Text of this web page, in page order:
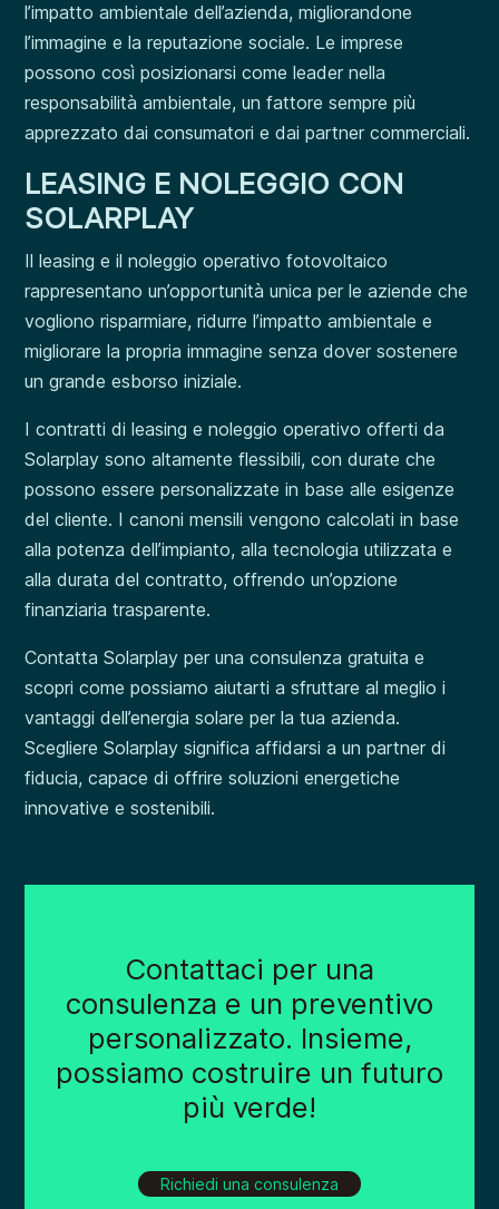
l’impatto ambientale dell’azienda, migliorandone
l’immagine e la reputazione sociale. Le imprese
possono così posizionarsi come leader nella
responsabilità ambientale, un fattore sempre più
apprezzato dai consumatori e dai partner commerciali.
LEASING E NOLEGGIO CON
SOLARPLAY
Il leasing e il noleggio operativo fotovoltaico
rappresentano un’opportunità unica per le aziende che
vogliono risparmiare, ridurre l’impatto ambientale e
migliorare la propria immagine senza dover sostenere
un grande esborso iniziale.
I contratti di leasing e noleggio operativo offerti da
Solarplay sono altamente flessibili, con durate che
possono essere personalizzate in base alle esigenze
del cliente. I canoni mensili vengono calcolati in base
alla potenza dell’impianto, alla tecnologia utilizzata e
alla durata del contratto, offrendo un’opzione
finanziaria trasparente.
Contatta Solarplay per una consulenza gratuita e
scopri come possiamo aiutarti a sfruttare al meglio i
vantaggi dell’energia solare per la tua azienda.
Scegliere Solarplay significa affidarsi a un partner di
fiducia, capace di offrire soluzioni energetiche
innovative e sostenibili.
Contattaci per una
consulenza e un preventivo
personalizzato. Insieme,
possiamo costruire un futuro
più verde!
Richiedi una consulenza